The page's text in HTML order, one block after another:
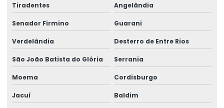
Tiradentes Angelândia
Senador Firmino Guarani
Verdelândia Desterro de Entre Rios
São João Batista do Glória Serrania
Moema Cordisburgo
Jacuí Baldim